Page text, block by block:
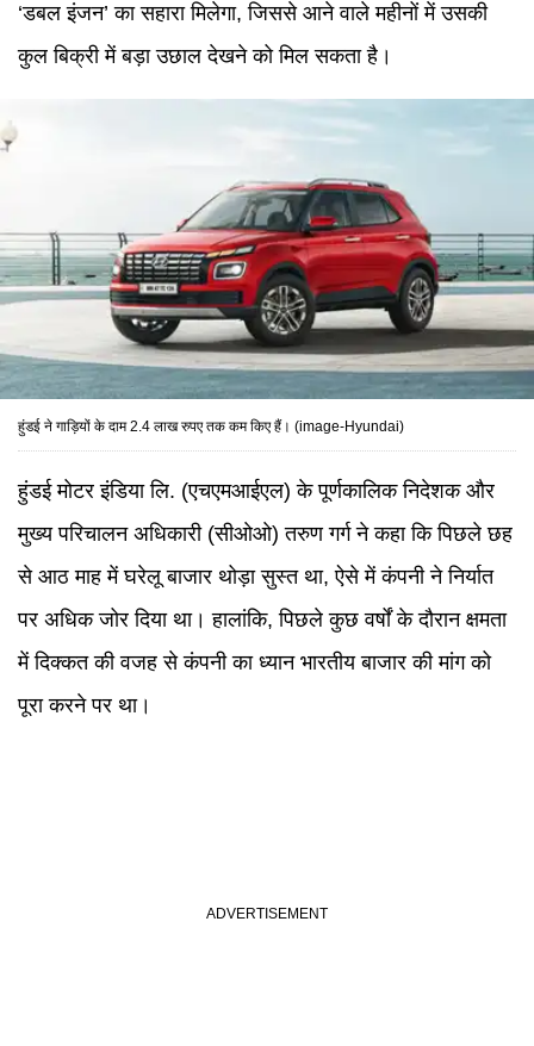
‘डबल इंजन’ का सहारा मिलेगा, जिससे आने वाले महीनों में उसकी
कुल बिक्री में बड़ा उछाल देखने को मिल सकता है।
हुंडई ने गाड़ियों के दाम 2.4 लाख रुपए तक कम किए हैं। (image-Hyundai)
हुंडई मोटर इंडिया लि. (एचएमआईएल) के पूर्णकालिक निदेशक और
मुख्य परिचालन अधिकारी (सीओओ) तरुण गर्ग ने कहा कि पिछले छह
से आठ माह में घरेलू बाजार थोड़ा सुस्त था, ऐसे में कंपनी ने निर्यात
पर अधिक जोर दिया था। हालांकि, पिछले कुछ वर्षों के दौरान क्षमता
में दिक्कत की वजह से कंपनी का ध्यान भारतीय बाजार की मांग को
पूरा करने पर था।